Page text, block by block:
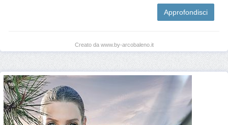
Approfondisci
Creato da www.by-arcobaleno.it